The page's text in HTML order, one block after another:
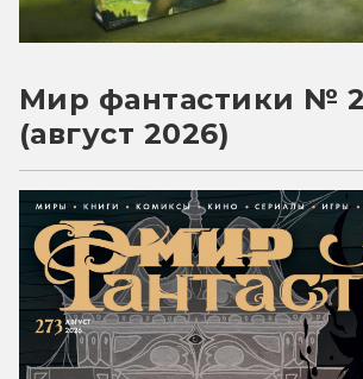
Мир фантастики №
(август 2026)